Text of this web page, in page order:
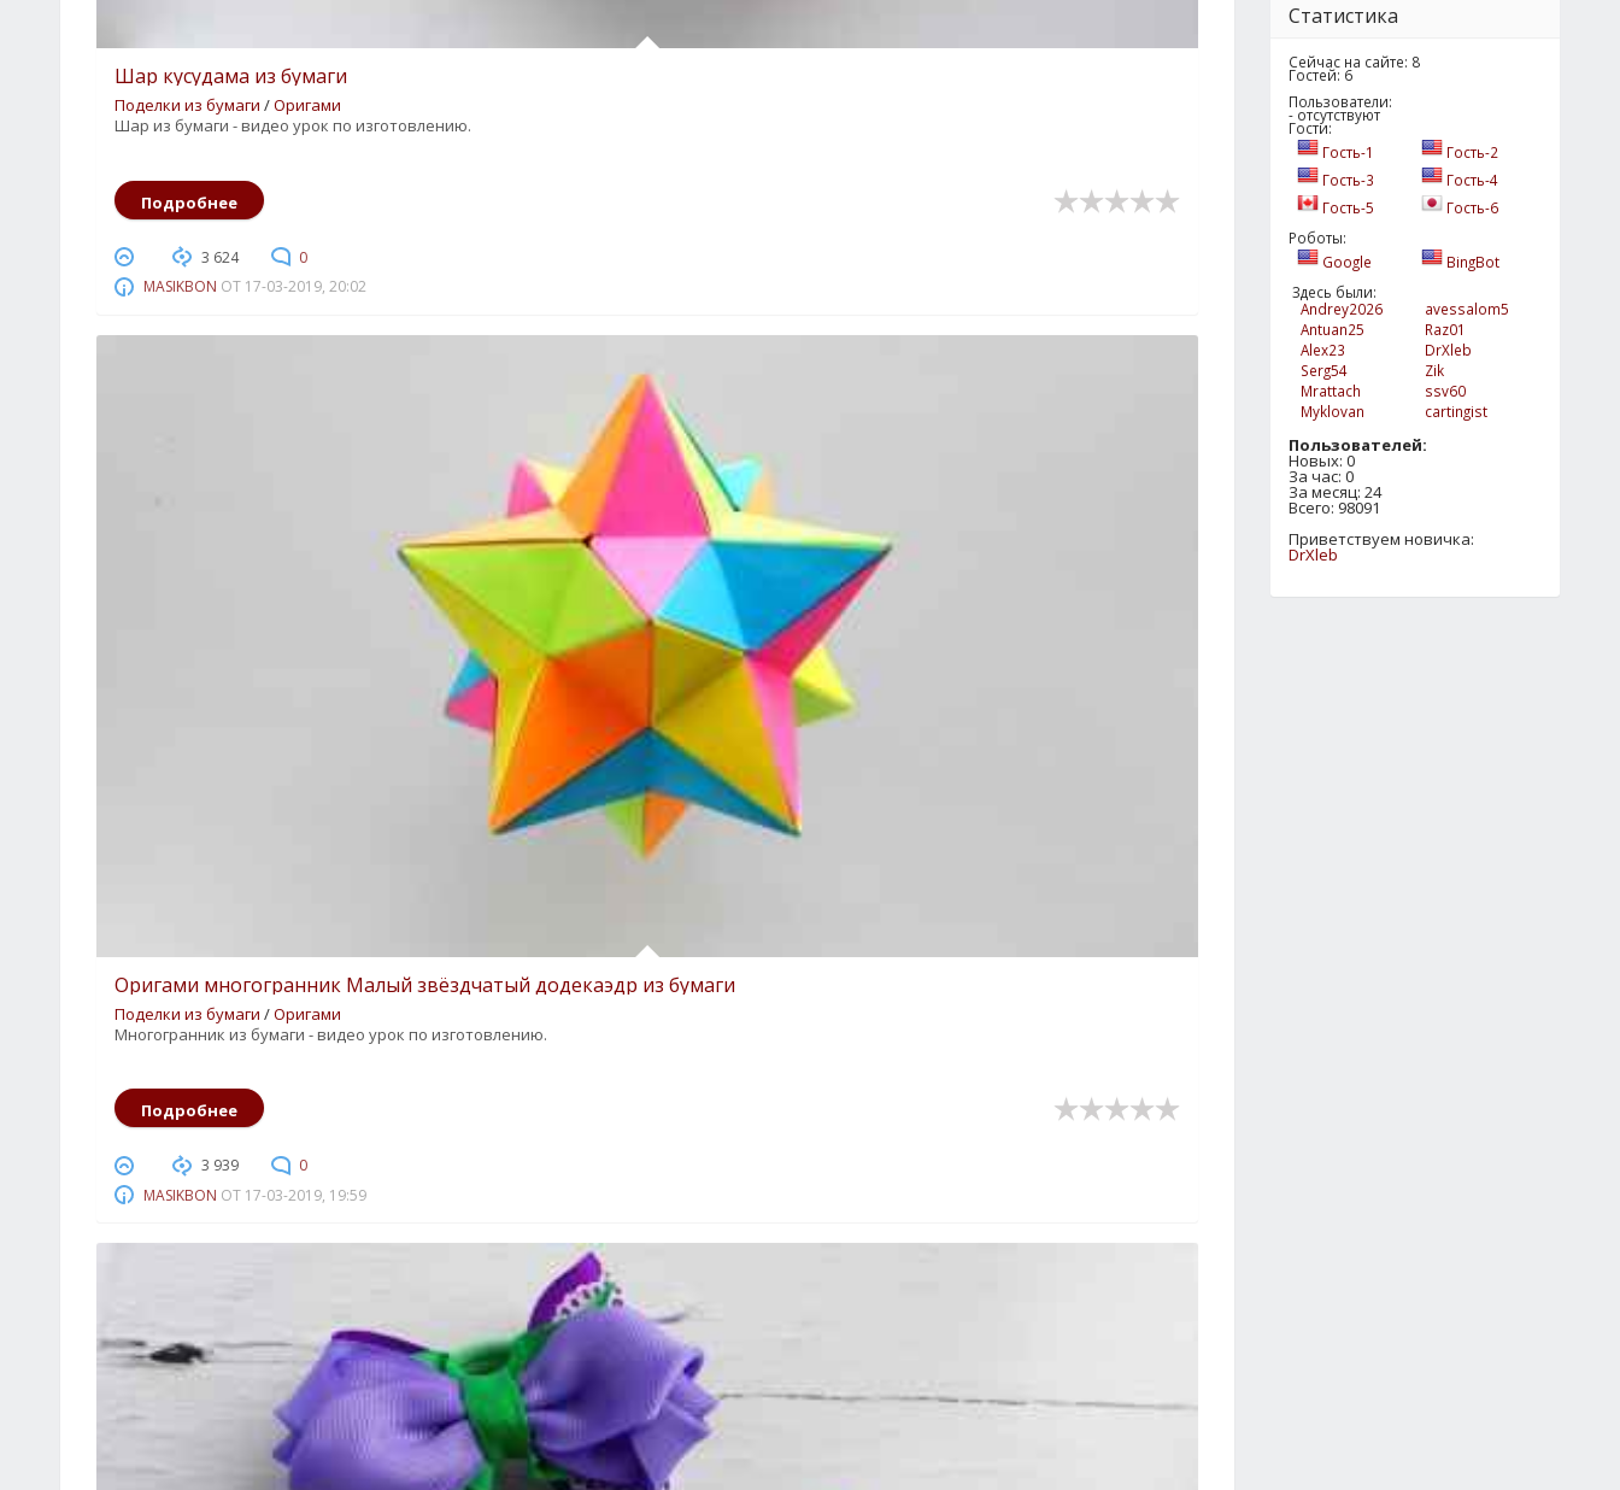
Шар кусудама из бумаги
Поделки из бумаги /Оригами
Шар из бумаги - видео урок по изготовлению.
Подробнее
3 624
0
MASIKBON ОТ 17-03-2019, 20:02
Оригами многогранник Малый звёздчатый додекаэдр из бумаги
Поделки из бумаги /Оригами
Многогранник из бумаги - видео урок по изготовлению.
Подробнее
3 939
0
MASIKBON ОТ 17-03-2019, 19:59
Статистика
Сейчас на сайте: 8
Гостей: 6
Пользователи:
- отсутствуют
Гости:
Гость-1
Гость-2
Гость-3
Гость-4
Гость-5
Гость-6
Роботы:
Google
BingBot
Здесь были:
Andrey2026
avessalom5
Antuan25
Raz01
Alex23
DrXleb
Serg54
Zik
Mrattach
ssv60
Myklovan
cartingist
Пользователей:
Новых: 0
За час: 0
За месяц: 24
Всего: 98091
Приветствуем новичка:
DrXleb